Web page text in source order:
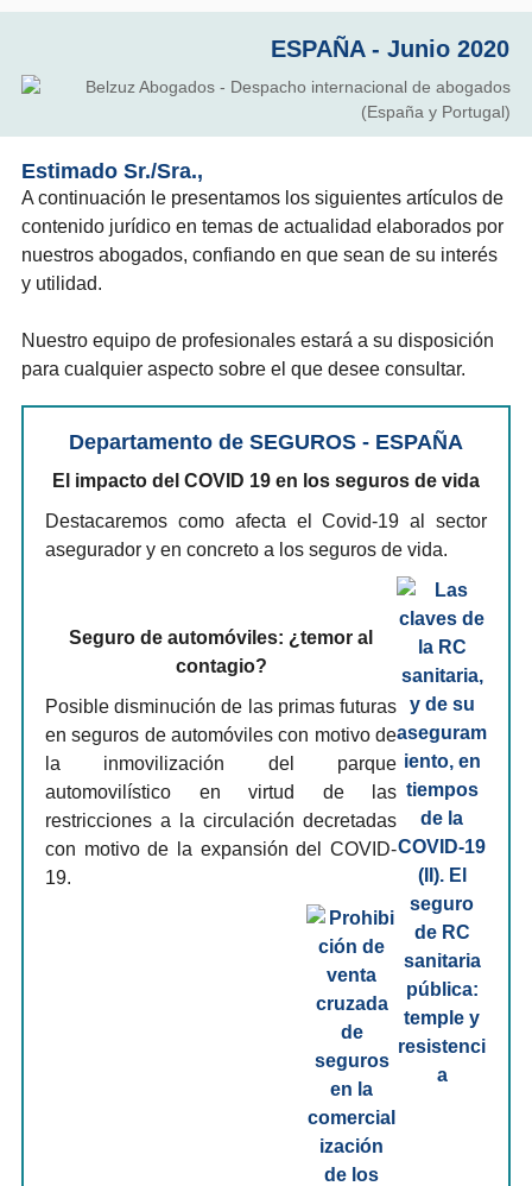
ESPAÑA - Junio 2020
Estimado Sr./Sra.,
A continuación le presentamos los siguientes artículos de
contenido jurídico en temas de actualidad elaborados por
nuestros abogados, confiando en que sean de su interés
y utilidad.
Nuestro equipo de profesionales estará a su disposición
para cualquier aspecto sobre el que desee consultar.
Departamento de SEGUROS - ESPAÑA
El impacto del COVID 19 en los seguros de vida
Destacaremos como afecta el Covid-19 al sector
asegurador y en concreto a los seguros de vida.
Seguro de automóviles: ¿temor al
contagio?
Posible disminución de las primas futuras
en seguros de automóviles con motivo de
la inmovilización del parque
automovilístico en virtud de las
restricciones a la circulación decretadas
con motivo de la expansión del COVID-
19.